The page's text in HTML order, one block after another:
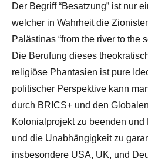
Der Begriff “Besatzung” ist nur
welcher in Wahrheit die
Palästinas “from the river to the
Die Berufung dieses
religiöse Phantasien ist pure
politischer Perspektive kann
durch BRICS+ und den
Kolonialprojekt zu beenden und
und die Unabhängigkeit zu
insbesondere USA, UK, und